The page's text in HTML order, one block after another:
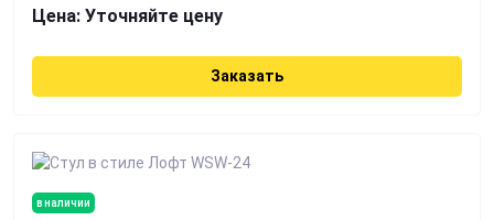
Цена: Уточняйте цену
Заказать
в наличии